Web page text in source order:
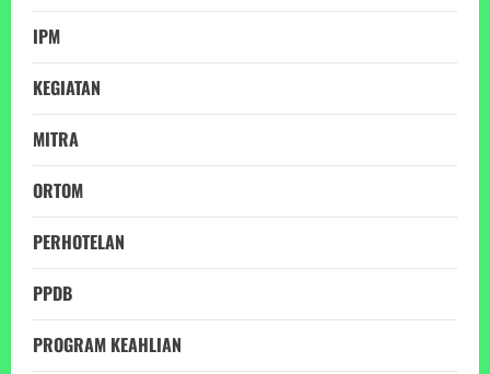
IPM
KEGIATAN
MITRA
ORTOM
PERHOTELAN
PPDB
PROGRAM KEAHLIAN